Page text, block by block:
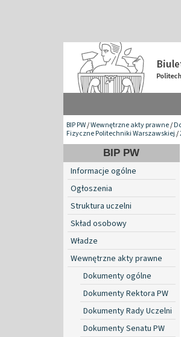
BIP PW/Wewnętrzne akty prawne/
Fizyczne Politechniki Warszawskiej/
BIP PW
Informacje ogólne
Ogłoszenia
Struktura uczelni
Skład osobowy
Władze
Wewnętrzne akty prawne
Dokumenty ogólne
Dokumenty Rektora PW
Dokumenty Rady Uczelni
Dokumenty Senatu PW